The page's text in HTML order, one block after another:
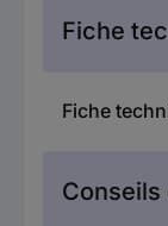
Fiche
Fiche